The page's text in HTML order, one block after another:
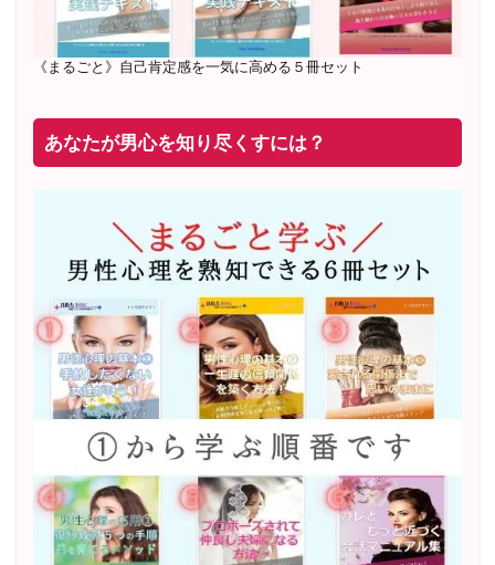
《まるごと》自己肯定感を一気に高める５冊セット
あなたが男心を知り尽くすには？